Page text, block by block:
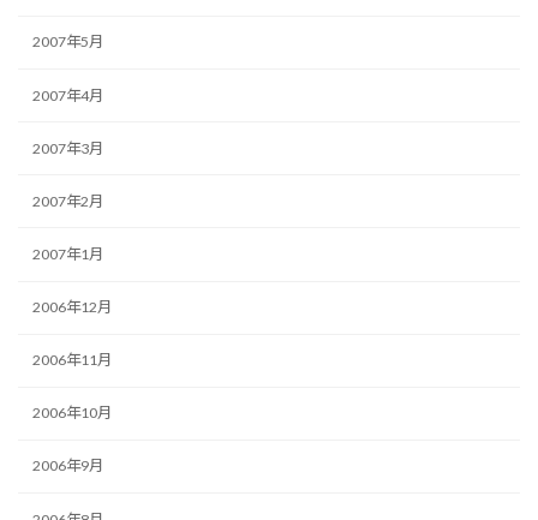
2007年5月
2007年4月
2007年3月
2007年2月
2007年1月
2006年12月
2006年11月
2006年10月
2006年9月